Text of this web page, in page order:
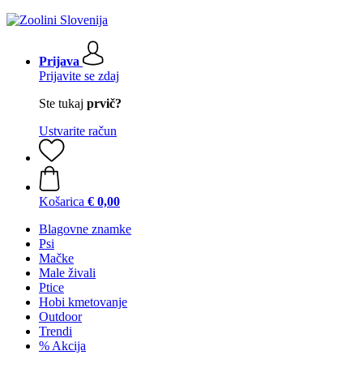
Prijava
Prijavite se zdaj
Ste tukaj prvič?
Ustvarite račun
Košarica € 0,00
Blagovne znamke
Psi
Mačke
Male živali
Ptice
Hobi kmetovanje
Outdoor
Trendi
% Akcija